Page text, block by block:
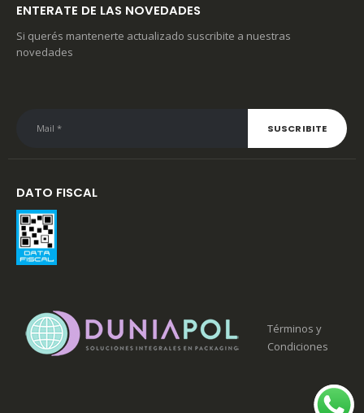
ENTERATE DE LAS NOVEDADES
Si querés mantenerte actualizado suscribite a nuestras
novedades
DATO FISCAL
Términos y
Condiciones